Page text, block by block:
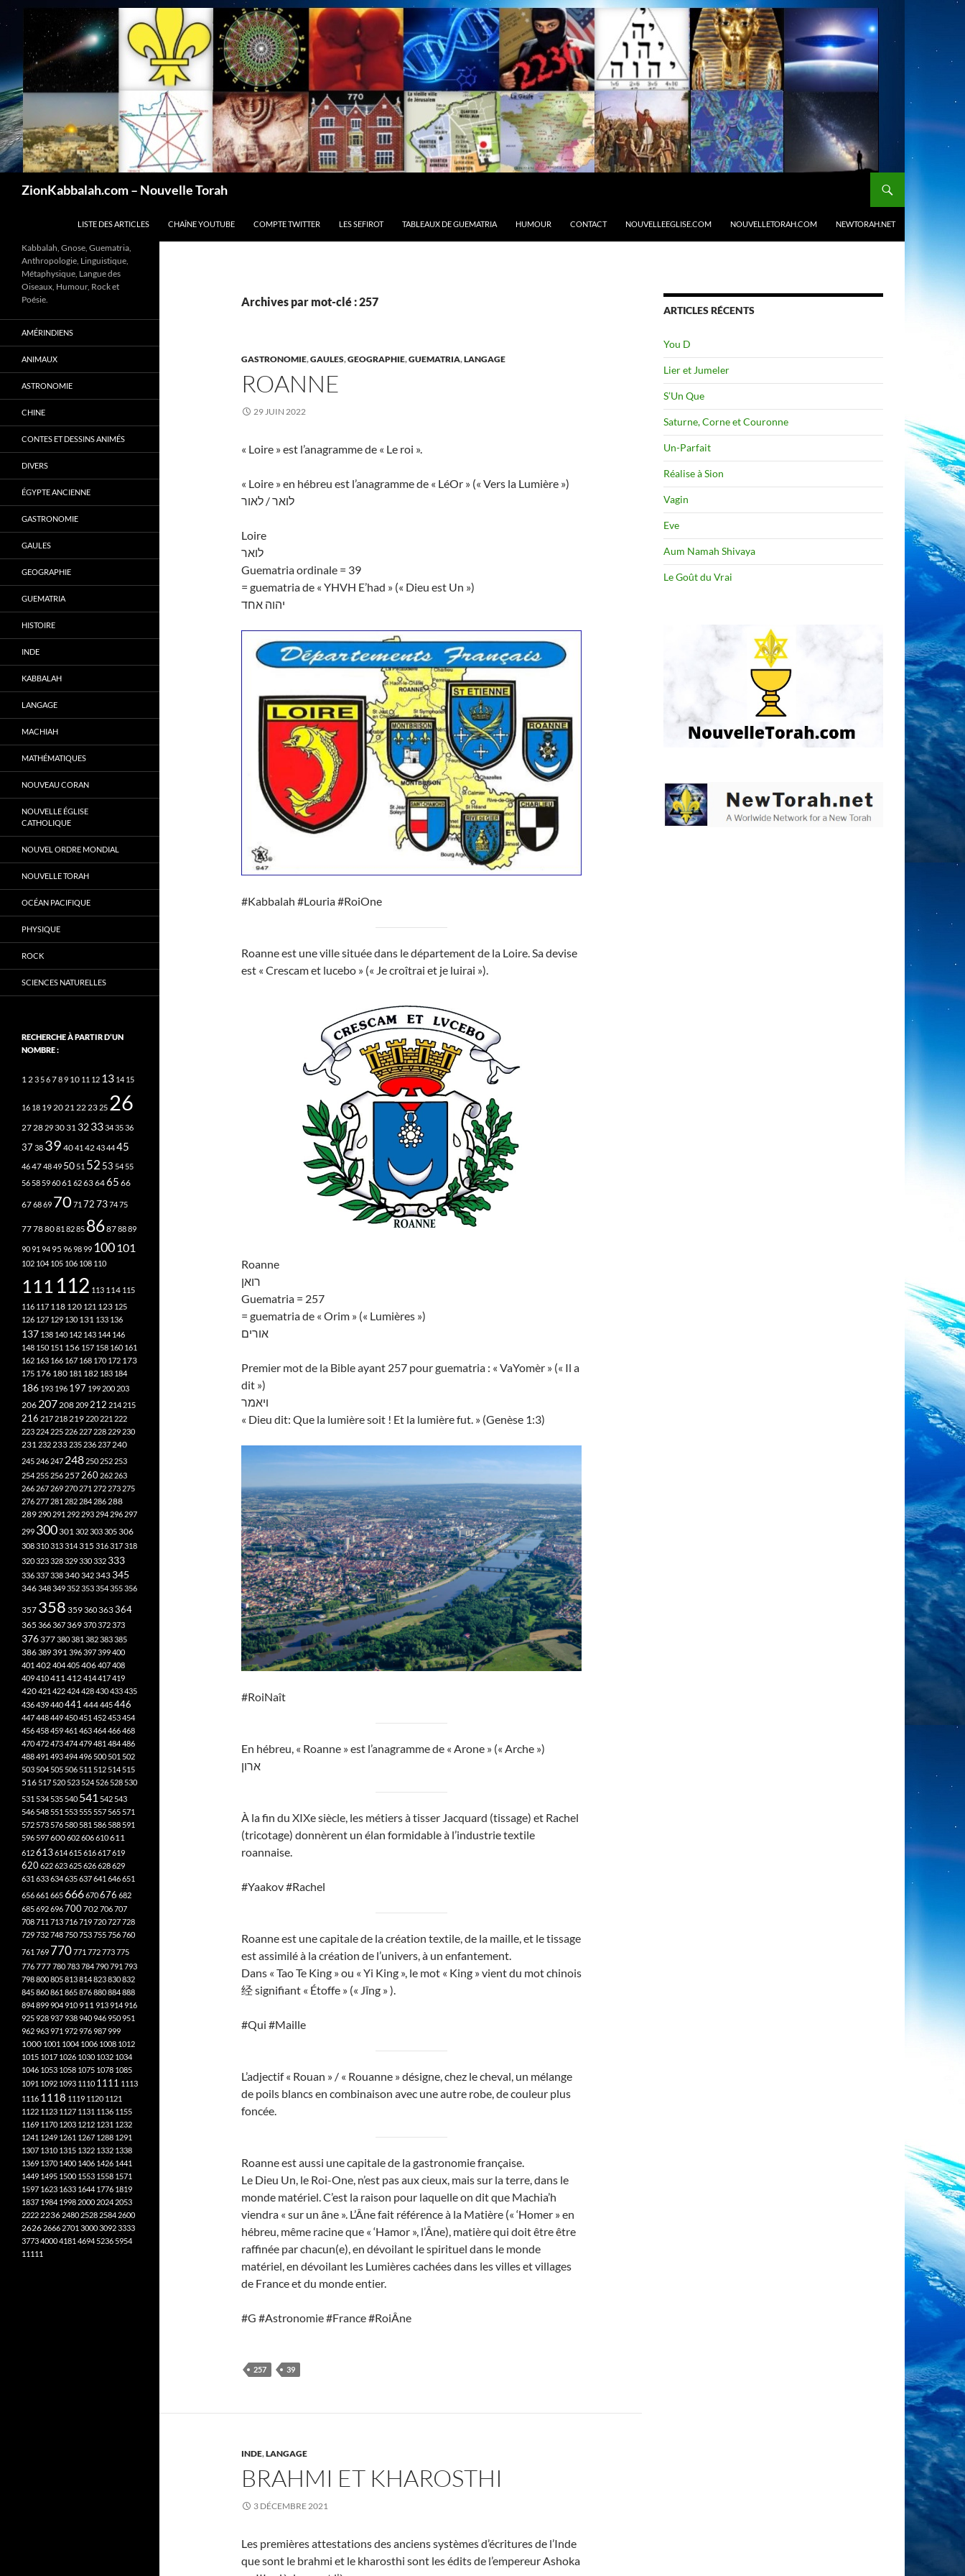
ZionKabbalah.com – Nouvelle Torah
LISTE DES ARTICLES
CHAÎNE YOUTUBE COMPTE TWITTER LES SEFIROT TABLEAUX DE GUEMATRIA HUMOUR CONTACT NOUVELLEEGLISE.COM NOUVELLETORAH.COM NEWTORAH.NET
Archives par mot-clé : 257
GASTRONOMIE,GAULES,GEOGRAPHIE,GUEMATRIA,LANGAGE
ROANNE
29 JUIN 2022
« Loire » est l’anagramme de « Le roi ».
« Loire » en hébreu est l’anagramme de « LéOr » (« Vers la Lumière »)
לואר / לאור
Loire
לואר
Guematria ordinale = 39
= guematria de « YHVH E’had » (« Dieu est Un »)
יהוה אחד
#Kabbalah #Louria #RoiOne
Roanne est une ville située dans le département de la Loire. Sa devise
est « Crescam et lucebo » (« Je croîtrai et je luirai »).
Roanne
רואן
Guematria = 257
= guematria de « Orim » (« Lumières »)
אורים
Premier mot de la Bible ayant 257 pour guematria : « VaYomèr » (« Il a
dit »)
ויאמר
« Dieu dit: Que la lumière soit ! Et la lumière fut. » (Genèse 1:3)
#RoiNaît
En hébreu, « Roanne » est l’anagramme de « Arone » (« Arche »)
ארון
À la fin du XIXe siècle, les métiers à tisser Jacquard (tissage) et Rachel
(tricotage) donnèrent un élan formidable à l’industrie textile
roannaise.
#Yaakov #Rachel
Roanne est une capitale de la création textile, de la maille, et le tissage
est assimilé à la création de l’univers, à un enfantement.
Dans « Tao Te King » ou « Yi King », le mot « King » vient du mot chinois
经 signifiant « Étoffe » (« Jīng » ).
#Qui #Maille
L’adjectif « Rouan » / « Rouanne » désigne, chez le cheval, un mélange
de poils blancs en combinaison avec une autre robe, de couleur plus
foncée.
Roanne est aussi une capitale de la gastronomie française.
Le Dieu Un, le Roi-One, n’est pas aux cieux, mais sur la terre, dans le
monde matériel. C’est la raison pour laquelle on dit que Machia’h
viendra « sur un âne ». L’Âne fait référence à la Matière (« ‘Homer » en
hébreu, même racine que « ‘Hamor », l’Âne), matière qui doit être être
raffinée par chacun(e), en dévoilant le spirituel dans le monde
matériel, en dévoilant les Lumières cachées dans les villes et villages
de France et du monde entier.
#G #Astronomie #France #RoiÂne
257 39
INDE,LANGAGE
BRAHMI ET KHAROSTHI
3 DÉCEMBRE 2021
Les premières attestations des anciens systèmes d’écritures de l’Inde
que sont le brahmi et le kharosthi sont les édits de l’empereur Ashoka
ARTICLES RÉCENTS
You D
Lier et Jumeler
S’Un Que
Saturne, Corne et Couronne
Un-Parfait
Réalise à Sion
Vagin
Eve
Aum Namah Shivaya
Le Goût du Vrai
Kabbalah, Gnose, Guematria,
Anthropologie, Linguistique,
Métaphysique, Langue des
Oiseaux, Humour, Rock et
Poésie.
AMÉRINDIENS
ANIMAUX
ASTRONOMIE
CHINE
CONTES ET DESSINS ANIMÉS
DIVERS
ÉGYPTE ANCIENNE
GASTRONOMIE
GAULES
GEOGRAPHIE
GUEMATRIA
HISTOIRE
INDE
KABBALAH
LANGAGE
MACHIAH
MATHÉMATIQUES
NOUVEAU CORAN
NOUVELLE ÉGLISE
CATHOLIQUE
NOUVEL ORDRE MONDIAL
NOUVELLE TORAH
OCÉAN PACIFIQUE
PHYSIQUE
ROCK
SCIENCES NATURELLES
RECHERCHE À PARTIR D’UN
NOMBRE :
1 23 56789 10 11 12 13 14 15
16 18 1920212223 25 26
27 28 293031 3233343536
37 38 39 4041 42434445
46474849 50 51 52 53 54 55
56 58 596061 62636465 66
676869 70 71 72737475
77788081 8285 86878889
9091 94 95 969899 100101
102 104 105 106 108 110
111 112 113 114 115
116 117 118 120 121 123 125
126 127 129 130 131 133 136
137 138 140 142 143 144 146
148 150 151 156 157 158 160 161
162 163 166 167 168 170 172 173
175 176 180 181 182 183 184
186 193 196 197 199 200 203
206 207 208 209 212 214 215
216 217 218219 220 221 222
223 224 225 226 227 228 229 230
231 232 233 235 236 237240
245 246 247248 250 252 253
254 255 256257 260 262 263
266 267 269 270 271 272 273 275
276 277 281 282 284 286 288
289 290 291 292 293 294 296 297
299 300301302303305306
308310313314315 316317318
320323328329330332 333
336337338340342343 345
346348349352353354355356
357 358 359360363364
365 366367369370372373
376377380381 382383385
386389391396397399400
401 402404405406407408
409410411 412414417419
420421 422424428430433435
436439440441 444445446
447448449450451 452453454
456458459461 463464466468
470472473474479481 484486
488491 493494496 500 501 502
503 504 505 506 511 512 514 515
516 517 520 523 524 526 528 530
531 534 535 540 541 542 543
546 548 551 553 555 557 565 571
572 573 576 580 581 586 588 591
596 597600602606610611
612613614615616617619
620622623625626628629
631 633634635637641 646651
656661 665666670676 682
685692696700702706707
708711 713716719720727728
729732748750753755756760
761 769 770771 772773775
776777780783784790791 793
798800805813814823830832
845860861 865876880884888
894899904910 911 913914916
925928937938940946950951
962963971 972976987999
1000 1001 1004 1006 1008 1012
1015 1017 1026 1030 1032 1034
1046 1053 1058 1075 1078 1085
1091 1092 1093 1110 1111 1113
1116 1118 1119 1120 1121
1122 1123 1127 1131 1136 1155
1169 1170 1203 1212 1231 1232
1241 1249 1261 1267 1288 1291
1307 1310 1315 1322 1332 1338
1369 1370 1400 1406 1426 1441
1449 1495 1500 1553 1558 1571
1597 1623 1633 1644 1776 1819
1837 1984 1998 2000 2024 2053
2222 2236 2480 2528 2584 2600
2626 2666 2701 300030923333
377340004181 4694 5236 5954
11111